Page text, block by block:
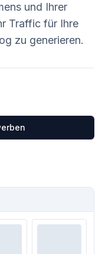
und Ihrer
Traffic für Ihre
zu generieren.